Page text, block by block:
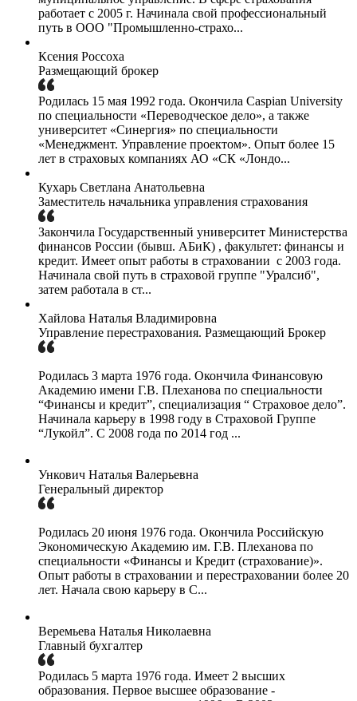
работает с 2005 г. Начинала свой профессиональный
путь в ООО "Промышленно-страхо...
Ксения Россоха
Размещающий брокер
Родилась 15 мая 1992 года. Окончила Caspian University
по специальности «Переводческое дело», а также
университет «Синергия» по специальности
«Менеджмент. Управление проектом». Опыт более 15
лет в страховых компаниях АО «СК «Лондо...
Кухарь Светлана Анатольевна
Заместитель начальника управления страхования
Закончила​ Государственный университет Министерства
финансов России (бывш. АБиК) , факультет: финансы и
кредит. Имеет​ опыт работы в страховании​ ​ с 2003 года.
Начинала свой путь в страховой группе​ "Уралсиб",
затем работала в ст...
Хайлова Наталья Владимировна
Управление перестрахования. Размещающий Брокер
Родилась 3 марта 1976 года. Окончила Финансовую
Академию имени Г.В. Плеханова по специальности
“Финансы и кредит”, специализация “ Страховое дело”.
Начинала карьеру в 1998 году в Страховой Группе
“Лукойл”. С 2008 года по 2014 год ...
Ункович Наталья Валерьевна
Генеральный директор
Родилась 20 июня 1976 года. Окончила Российскую
Экономическую Академию им. Г.В. Плеханова по
специальности «Финансы и Кредит (страхование)».
Опыт работы в страховании и перестраховании более 20
лет. Начала свою карьеру в С...
Веремьева Наталья Николаевна
Главный бухгалтер
Родилась 5 марта 1976 года. Имеет 2 высших
образования. Первое высшее образование -